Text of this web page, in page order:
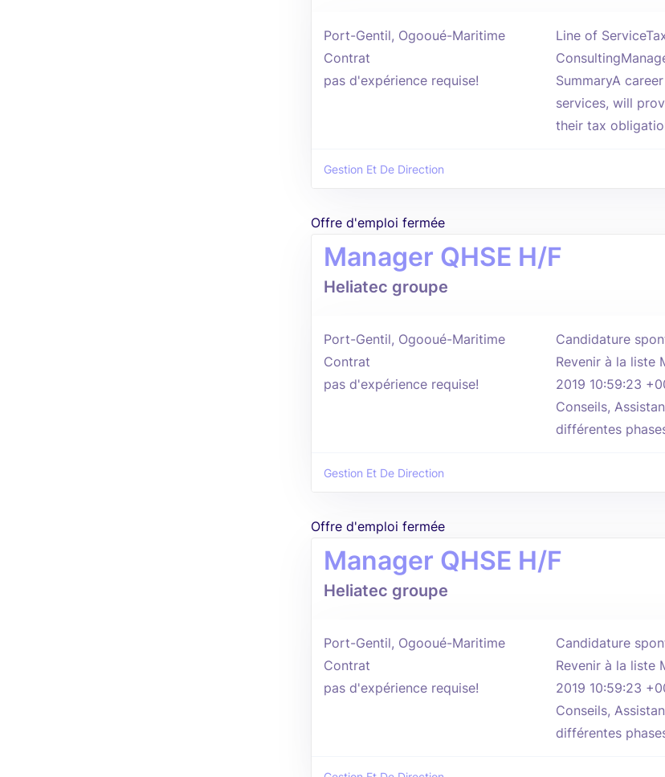
Port-Gentil, Ogooué-Maritime
Contrat
pas d'expérience requise!
Line of
SummaryA
services, will
their tax
Gestion Et De Direction
Offre d'emploi fermée
Manager QHSE H/F
Heliatec groupe
Port-Gentil, Ogooué-Maritime
Contrat
pas d'expérience requise!
Candidature
Revenir à la liste
2019 10:59:23
Conseils,
différentes
Gestion Et De Direction
Offre d'emploi fermée
Manager QHSE H/F
Heliatec groupe
Port-Gentil, Ogooué-Maritime
Contrat
pas d'expérience requise!
Candidature
Revenir à la liste
2019 10:59:23
Conseils,
différentes